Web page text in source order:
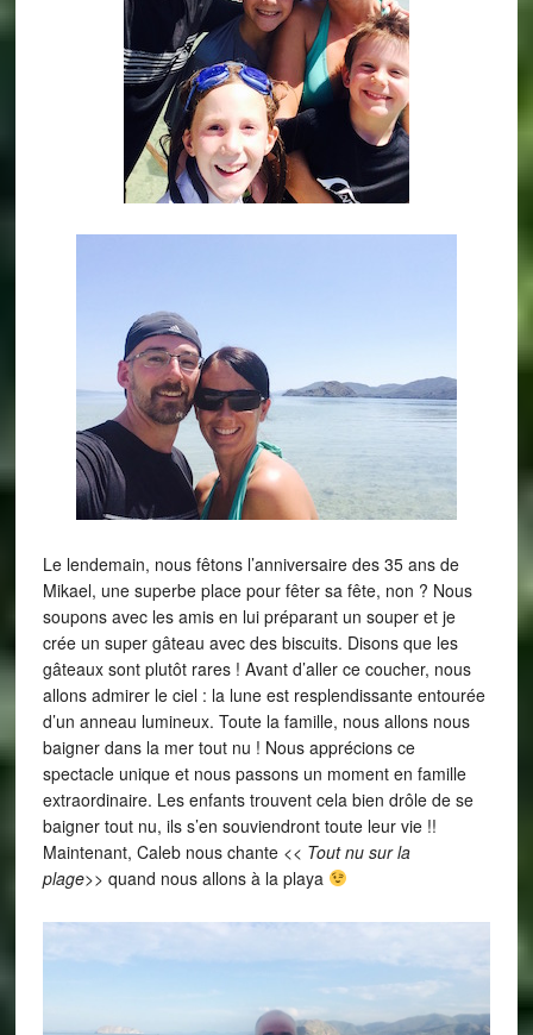
Le lendemain, nous fêtons l’anniversaire des 35 ans de
Mikael, une superbe place pour fêter sa fête, non ? Nous
soupons avec les amis en lui préparant un souper et je
crée un super gâteau avec des biscuits. Disons que les
gâteaux sont plutôt rares ! Avant d’aller ce coucher, nous
allons admirer le ciel : la lune est resplendissante entourée
d’un anneau lumineux. Toute la famille, nous allons nous
baigner dans la mer tout nu ! Nous apprécions ce
spectacle unique et nous passons un moment en famille
extraordinaire. Les enfants trouvent cela bien drôle de se
baigner tout nu, ils s’en souviendront toute leur vie !!
Maintenant, Caleb nous chante << Tout nu sur la
plage>> quand nous allons à la playa